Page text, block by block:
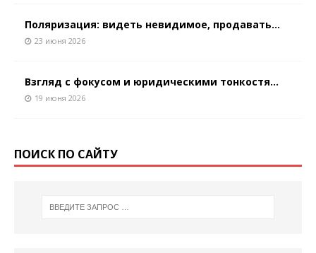
Поляризация: видеть невидимое, продавать...
23 июня 2026
Взгляд с фокусом и юридическими тонкостя...
19 июня 2026
ПОИСК ПО САЙТУ